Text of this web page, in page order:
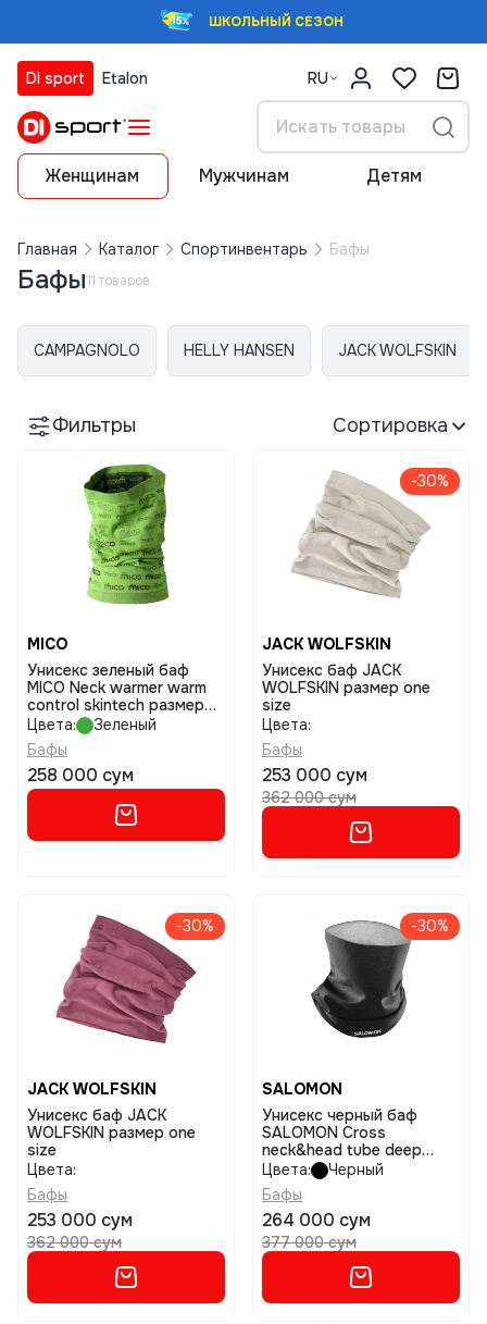
ШКОЛЬНЫЙ СЕЗОН
DI sport Etalon RU
Женщинам Мужчинам Детям
Главная Каталог Спортинвентарь Бафы
Бафы11 товаров
CAMPAGNOLO HELLY HANSEN JACK WOLFSKIN
Фильтры Сортировка
MICO
Унисекс зеленый баф
MICO Neck warmer warm
control skintech размер
one size
Цвета:
Зеленый
Бафы
258 000 сум
-30%
JACK WOLFSKIN
Унисекс баф JACK
WOLFSKIN размер one
size
Цвета:
Бафы
253 000 сум
362 000 сум
-30%
JACK WOLFSKIN
Унисекс баф JACK
WOLFSKIN размер one
size
Цвета:
Бафы
253 000 сум
362 000 сум
-30%
SALOMON
Унисекс черный баф
SALOMON Cross
neck&head tube deep
black размер ns
Цвета:
Черный
Бафы
264 000 сум
377 000 сум